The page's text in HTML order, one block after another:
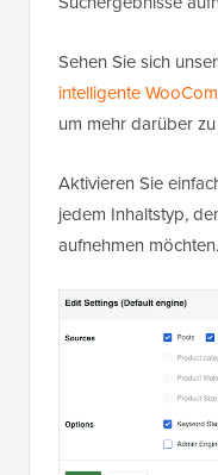
Sehen Sie sich
intelligente
um mehr darüber
Aktivieren Sie
jedem Inhaltstyp,
aufnehmen möchten.